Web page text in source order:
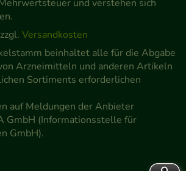
und verstehen sich
Versandkosten
beinhaltet alle für die Abgabe
Arzneimitteln und anderen Artikeln
Sortiments erforderlichen
auf Meldungen der Anbieter
GmbH (Informationsstelle für
GmbH).